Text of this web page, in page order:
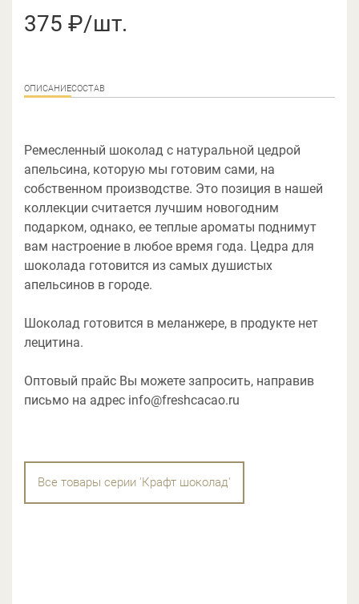
375 ₽/шт.
ОПИСАНИЕСОСТАВ
Ремесленный шоколад с натуральной цедрой
апельсина, которую мы готовим сами, на
собственном производстве. Это позиция в нашей
коллекции считается лучшим новогодним
подарком, однако, ее теплые ароматы поднимут
вам настроение в любое время года. Цедра для
шоколада готовится из самых душистых
апельсинов в городе.
Шоколад готовится в меланжере, в продукте нет
лецитина.
Оптовый прайс Вы можете запросить, направив
письмо на адрес info@freshcacao.ru
Все товары серии 'Крафт шоколад'